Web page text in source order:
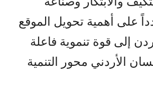
على أهمية تحويل الموقع
إلى قوة تنموية فاعلة
الأردني محور التنمية